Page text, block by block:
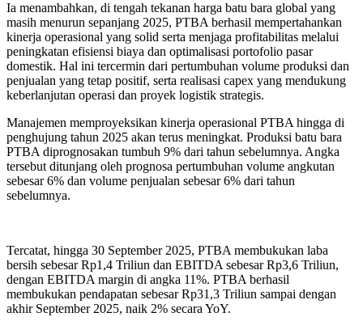
Ia menambahkan, di tengah tekanan harga batu bara global yang
masih menurun sepanjang 2025, PTBA berhasil mempertahankan
kinerja operasional yang solid serta menjaga profitabilitas melalui
peningkatan efisiensi biaya dan optimalisasi portofolio pasar
domestik. Hal ini tercermin dari pertumbuhan volume produksi dan
penjualan yang tetap positif, serta realisasi capex yang mendukung
keberlanjutan operasi dan proyek logistik strategis.
Manajemen memproyeksikan kinerja operasional PTBA hingga di
penghujung tahun 2025 akan terus meningkat. Produksi batu bara
PTBA diprognosakan tumbuh 9% dari tahun sebelumnya. Angka
tersebut ditunjang oleh prognosa pertumbuhan volume angkutan
sebesar 6% dan volume penjualan sebesar 6% dari tahun
sebelumnya.
Tercatat, hingga 30 September 2025, PTBA membukukan laba
bersih sebesar Rp1,4 Triliun dan EBITDA sebesar Rp3,6 Triliun,
dengan EBITDA margin di angka 11%. PTBA berhasil
membukukan pendapatan sebesar Rp31,3 Triliun sampai dengan
akhir September 2025, naik 2% secara YoY.